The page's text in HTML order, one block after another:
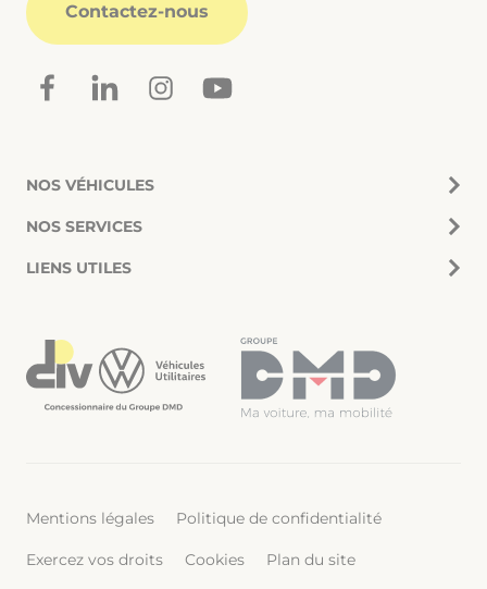
Contactez-nous
NOS VÉHICULES
NOS SERVICES
LIENS UTILES
Mentions légales Politique de confidentialité
Exercez vos droits Cookies Plan du site